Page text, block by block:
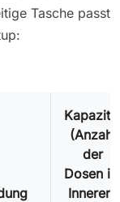
Tasche passt
(Anzahl
der
Dosen
Inneren)